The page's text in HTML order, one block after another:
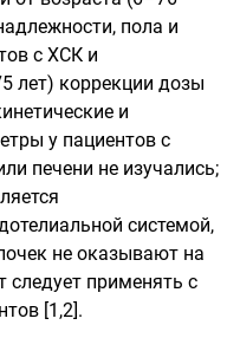
пола и
с ХСК и
лет) коррекции дозы
и
у пациентов с
печени не изучались;
системой,
не оказывают на
следует применять с
[1,2].